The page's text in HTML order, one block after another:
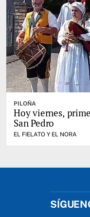
PILOÑA
Hoy viernes,
San Pedro
EL FIELATO Y EL NORA